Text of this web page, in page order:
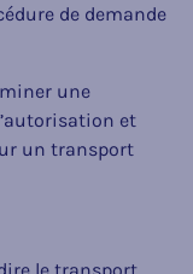
de demande
une
et
un transport